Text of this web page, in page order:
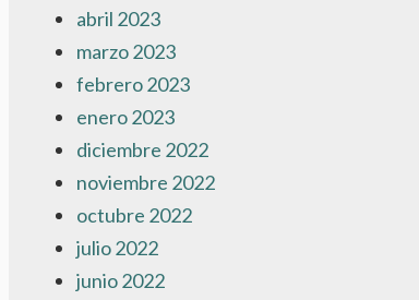
abril 2023
marzo 2023
febrero 2023
enero 2023
diciembre 2022
noviembre 2022
octubre 2022
julio 2022
junio 2022